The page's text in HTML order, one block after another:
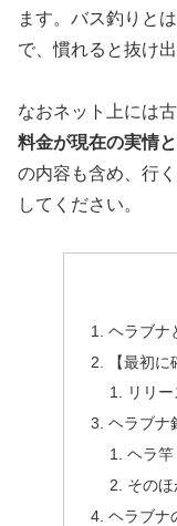
ます。バス釣りと
で、慣れると抜け
なおネット上には
料金が現在の実情
の内容も含め、行
してください。
ヘラブナ
【最初
リリ
ヘラブナ
ヘラ竿
その
ヘラブナ